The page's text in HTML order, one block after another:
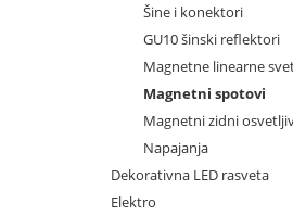
Šine i konektori
GU10 šinski reflektori
Magnetne linearne
Magnetni spotovi
Magnetni zidni
Napajanja
Dekorativna LED rasveta
Elektro